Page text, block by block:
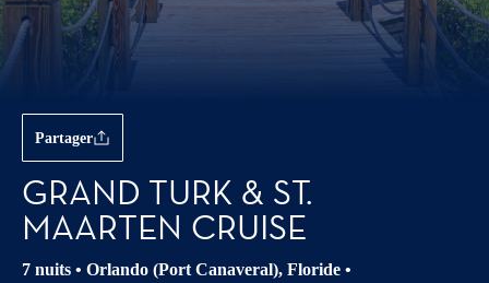
Partager
GRAND TURK & ST.
MAARTEN CRUISE
7 nuits • Orlando (Port Canaveral), Floride •